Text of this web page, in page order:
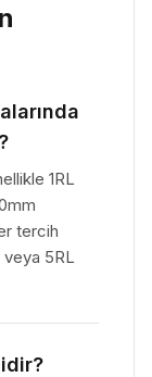
1RL
tercih
veya 5RL